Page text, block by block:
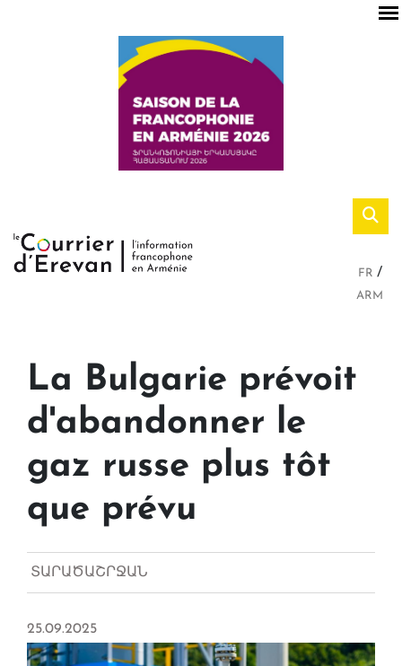
FR
ARM
La Bulgarie prévoit
d'abandonner le
gaz russe plus tôt
que prévu
ՏԱՐԱԾԱՇՐՋԱՆ
25.09.2025